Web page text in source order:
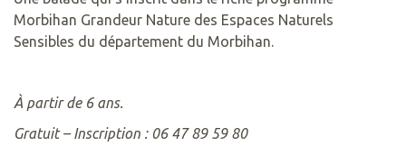
Morbihan Grandeur Nature des Espaces Naturels
Sensibles du département du Morbihan.
À partir de 6 ans.
Gratuit – Inscription : 06 47 89 59 80